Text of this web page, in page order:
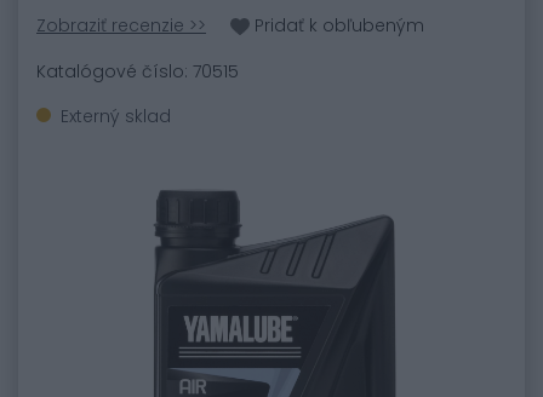
Zobraziť recenzie >>
Pridať k obľubeným
Katalógové číslo: 70515
Externý sklad